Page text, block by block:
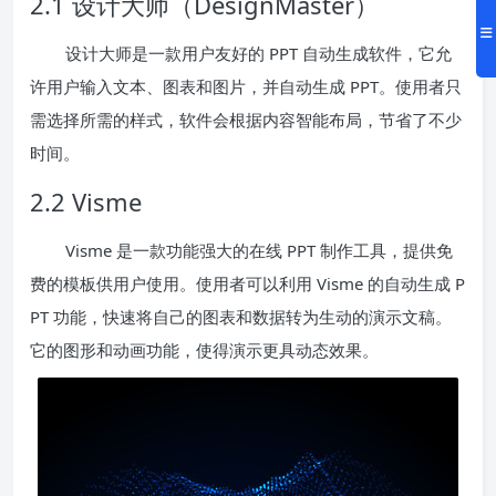
设计大师是一款用户友好的 PPT 自动生成软件，它允
许用户输入文本、图表和图片，并自动生成 PPT。使用者只
需选择所需的样式，软件会根据内容智能布局，节省了不少
时间。
2.2 Visme
Visme 是一款功能强大的在线 PPT 制作工具，提供免
费的模板供用户使用。使用者可以利用 Visme 的自动生成 P
PT 功能，快速将自己的图表和数据转为生动的演示文稿。
它的图形和动画功能，使得演示更具动态效果。